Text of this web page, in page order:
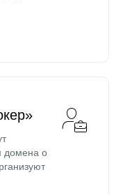
домена о